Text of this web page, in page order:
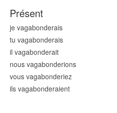
Présent
je vagabonderais
tu vagabonderais
il vagabonderait
nous vagabonderions
vous vagabonderiez
ils vagabonderaient